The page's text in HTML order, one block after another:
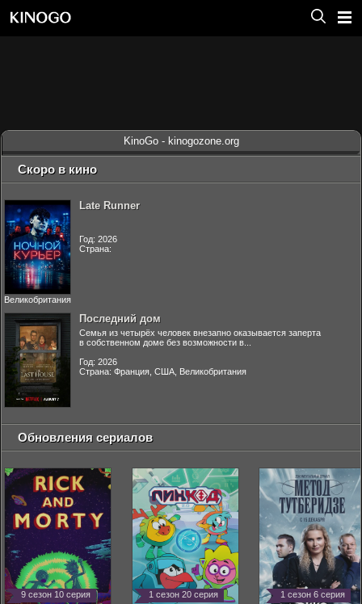
KinoGo - kinogozone.org
Скоро в кино
Late Runner
Год: 2026
Страна:
Великобритания
Последний дом
Семья из четырёх человек внезапно оказывается заперта
в собственном доме без возможности в...
Год: 2026
Страна: Франция, США, Великобритания
Обновления сериалов
9 сезон 10 серия 1 сезон 20 серия 1 сезон 6 серия